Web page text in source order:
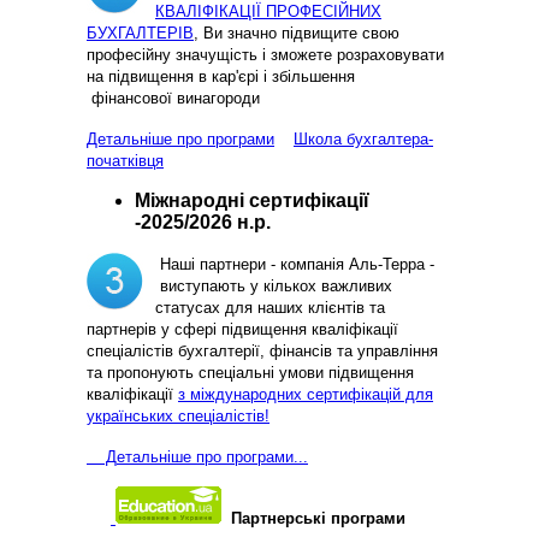
КВАЛІФІКАЦІЇ ПРОФЕСІЙНИХ
БУХГАЛТЕРІВ , Ви значно підвищите свою
професійну значущість і зможете розраховувати
на підвищення в кар'єрі і збільшення
фінансової винагороди
Детальніше про програми
Школа бухгалтера-
початківця
Міжнародні сертифікації
-2025/2026 н.р.
Наші партнери - компанія Аль-Терра -
виступають у кількох важливих
статусах для наших клієнтів та
партнерів у сфері підвищення кваліфікації
спеціалістів бухгалтерії, фінансів та управління
та пропонують спеціальні умови підвищення
кваліфікації з міждународних сертифікацій для
українських спеціалістів!
Детальніше про програми...
Партнерські програми